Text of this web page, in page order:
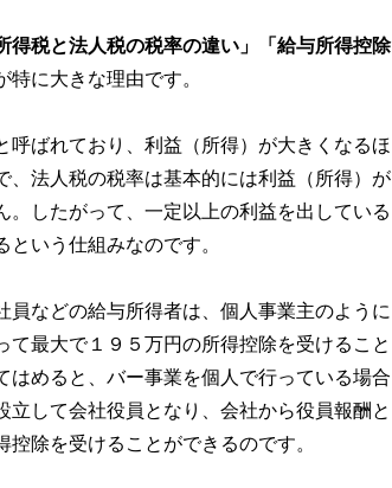
得税と法人税の税率の違い」「給与所得控除
特に大きな理由です。
呼ばれており、利益（所得）が大きくなるほ
、法人税の税率は基本的には利益（所得）が
したがって、一定以上の利益を出している
いう仕組みなのです。
などの給与所得者は、個人事業主のように
最大で１９５万円の所得控除を受けること
めると、バー事業を個人で行っている場合
して会社役員となり、会社から役員報酬と
除を受けることができるのです。